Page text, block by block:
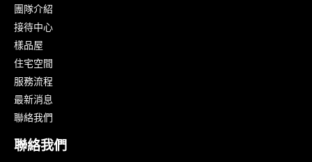
團隊介紹
接待中心
樣品屋
住宅空間
服務流程
最新消息
聯絡我們
聯絡我們